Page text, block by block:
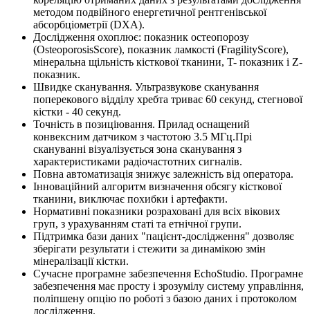
методом подвійного енергетичної рентгенівської
абсорбціометрії (DXA).
Дослідження охоплює: показник остеопорозу
(OsteoporosisScore), показник ламкості (FragilityScore),
мінеральна щільність кісткової тканини, T- показник і Z-
показник.
Швидке сканування. Ультразвукове сканування
поперекового відділу хребта триває 60 секунд, стегнової
кістки - 40 секунд.
Точність в позиціювання. Прилад оснащений
конвексним датчиком з частотою 3.5 МГц.Прі
скануванні візуалізується зона сканування з
характеристиками радіочастотних сигналів.
Повна автоматизація знижує залежність від оператора.
Інноваційний алгоритм визначення обсягу кісткової
тканини, виключає похибки і артефакти.
Нормативні показники розраховані для всіх вікових
груп, з урахуванням статі та етнічної групи.
Підтримка бази даних "пацієнт-дослідження" дозволяє
зберігати результати і стежити за динамікою змін
мінералізації кістки.
Сучасне програмне забезпечення EchoStudio. Програмне
забезпечення має просту і зрозумілу систему управління,
поліпшену опцію по роботі з базою даних і протоколом
дослідження.